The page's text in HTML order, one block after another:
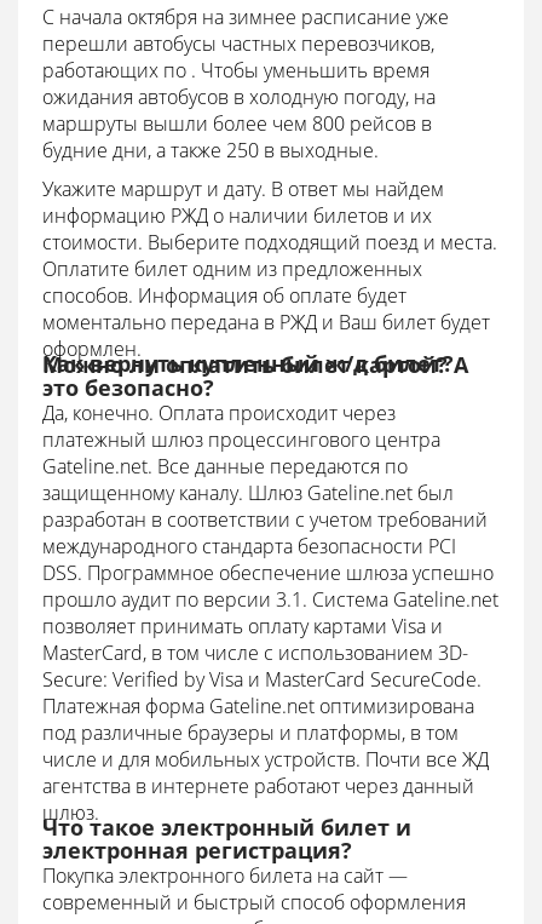
С начала октября на зимнее расписание уже
перешли автобусы частных перевозчиков,
работающих по . Чтобы уменьшить время
ожидания автобусов в холодную погоду, на
маршруты вышли более чем 800 рейсов в
будние дни, а также 250 в выходные.
Укажите маршрут и дату. В ответ мы найдем
информацию РЖД о наличии билетов и их
стоимости. Выберите подходящий поезд и места.
Оплатите билет одним из предложенных
способов. Информация об оплате будет
моментально передана в РЖД и Ваш билет будет
оформлен.
Как вернуть купленный ж/д билет?
Можно ли оплатить билет картой? А
это безопасно?
Да, конечно. Оплата происходит через
платежный шлюз процессингового центра
Gateline.net. Все данные передаются по
защищенному каналу. Шлюз Gateline.net был
разработан в соответствии с учетом требований
международного стандарта безопасности PCI
DSS. Программное обеспечение шлюза успешно
прошло аудит по версии 3.1. Система Gateline.net
позволяет принимать оплату картами Visa и
MasterCard, в том числе с использованием 3D-
Secure: Verified by Visa и MasterCard SecureCode.
Платежная форма Gateline.net оптимизирована
под различные браузеры и платформы, в том
числе и для мобильных устройств. Почти все ЖД
агентства в интернете работают через данный
шлюз.
Что такое электронный билет и
электронная регистрация?
Покупка электронного билета на сайт —
современный и быстрый способ оформления